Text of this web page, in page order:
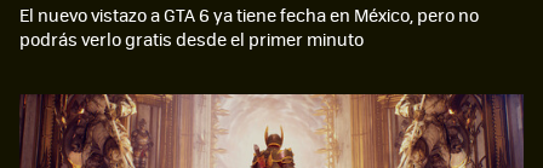
El nuevo vistazo a GTA 6 ya tiene fecha en México, pero no
podrás verlo gratis desde el primer minuto